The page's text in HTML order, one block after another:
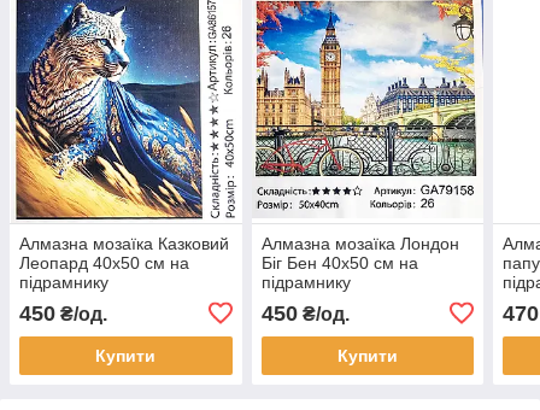
Алмазна мозаїка Казковий
Леопард 40x50 см на
підрамнику
450 ₴/од.
Купити
Алмазна мозаїка Лондон
Біг Бен 40x50 см на
підрамнику
450₴/од.
Купити
470